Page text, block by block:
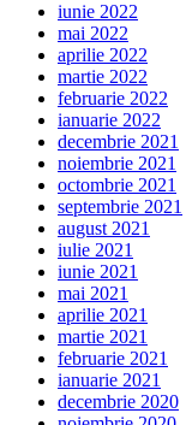
iunie 2022
mai 2022
aprilie 2022
martie 2022
februarie 2022
ianuarie 2022
decembrie 2021
noiembrie 2021
octombrie 2021
septembrie 2021
august 2021
iulie 2021
iunie 2021
mai 2021
aprilie 2021
martie 2021
februarie 2021
ianuarie 2021
decembrie 2020